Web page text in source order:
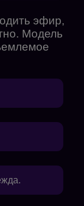
эфир,
Модель